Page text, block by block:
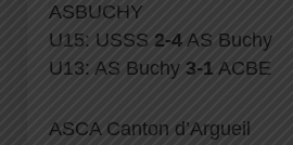
ASBUCHY
U15: USSS 2-4 AS Buchy
U13: AS Buchy 3-1 ACBE
ASCA Canton d’Argueil